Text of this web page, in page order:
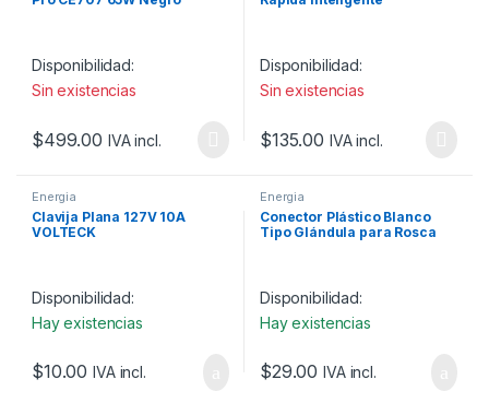
Disponibilidad:
Sin existencias
$499.00 IVA incl.
Disponibilidad:
Sin existencias
$135.00 IVA incl.
Energia
Clavija Plana 127V 10A
VOLTECK
Disponibilidad:
Hay existencias
$10.00 IVA incl.
Energia
Conector Plástico Blanco
Tipo Glándula para Rosca
Disponibilidad:
Hay existencias
$29.00 IVA incl.